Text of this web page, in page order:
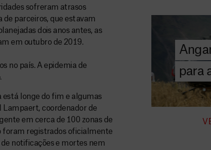
sofreram atrasos
parceiros, que estavam
dois anos antes, as
em outubro de 2019.
no país. A epidemia de
está longe do fim e algumas
Lampaert, coordenador de
em cerca de 100 zonas de
foram registrados oficialmente
notificações e mortes nem
para
A MSF
chegar
humanitária
DOE
AGORA